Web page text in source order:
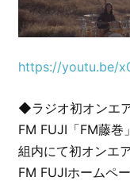
https://youtu.be/
◆ラジオ初オンエ
FM FUJI「FM藤巻
組内にて初オンエ
FM FUJIホームペ